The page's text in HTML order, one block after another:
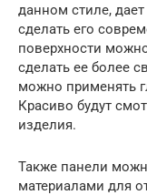
данном стиле,
сделать его
поверхности
сделать ее более
можно применять
Красиво будут
изделия.
Также панели
материалами для